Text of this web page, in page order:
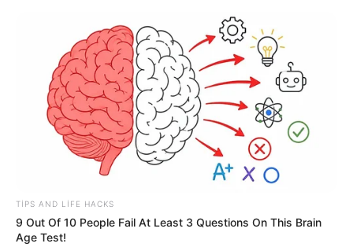
18:34 / 06 Avqust 2026
Əslində, Rəşad müəllim bir el məsəlində
deyildiyi kimi:
vurmuşdu"
75
TIPS AND LIFE HACKS
9 Out Of 10 People Fail At Least 3 Questions On This Brain
Age Test!